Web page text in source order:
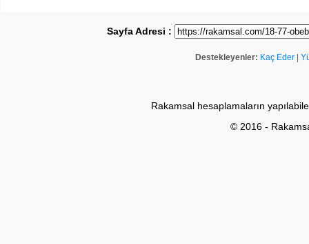
Sayfa Adresi :
Destekleyenler: Kaç Eder
Rakamsal hesaplamaların
© 2016 -